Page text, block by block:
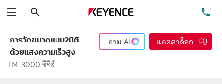
การวัดขนาดแบบ2มิติ
ด้วยแสงความเร็วสูง
TM-3000 ซีรีส์
ถามAI แคตตาล็อก